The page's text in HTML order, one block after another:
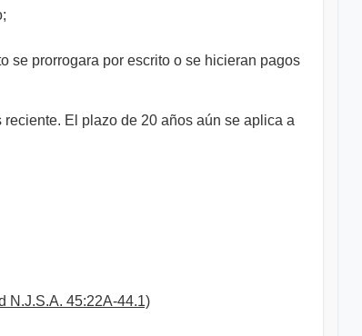
se prorrogara por escrito o se hicieran pagos
El plazo de 20 años aún se aplica a
N.J.S.A. 45:22A-44.1)